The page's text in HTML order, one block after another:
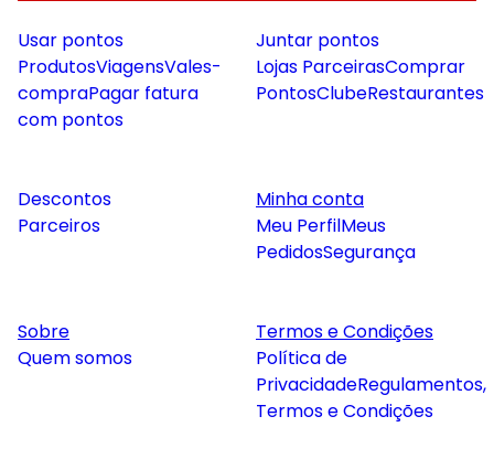
Usar pontos
ProdutosViagensVales-
compraPagar fatura
com pontos
Juntar pontos
Lojas ParceirasComprar
PontosClubeRestaurantes
Descontos
Parceiros
Minha conta
Meu PerfilMeus
PedidosSegurança
Sobre
Quem somos
Termos e Condições
Política de
PrivacidadeRegulamentos,
Termos e Condições